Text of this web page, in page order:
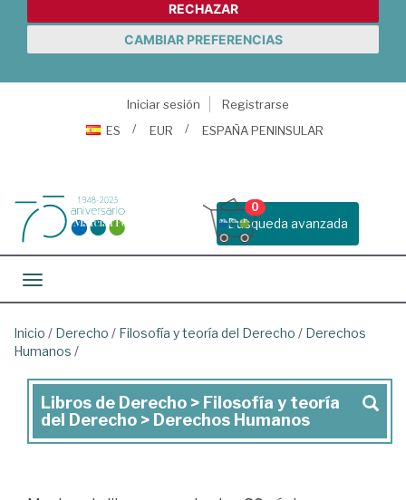
RECHAZAR
CAMBIAR PREFERENCIAS
Iniciar sesión
Registrarse
ES
EUR ESPAÑA PENINSULAR
Busqueda avanzada
0
Toggle navigation
Inicio / Derecho / Filosofía y teoría del Derecho / Derechos
Humanos /
Libros
de
>
Libros de Derecho > Filosofía y teoría
del Derecho > Derechos Humanos